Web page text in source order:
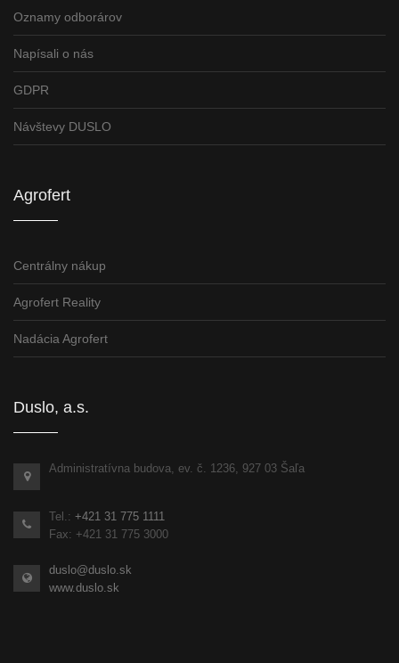
Oznamy odborárov
Napísali o nás
GDPR
Návštevy DUSLO
Agrofert
Centrálny nákup
Agrofert Reality
Nadácia Agrofert
Duslo, a.s.
Administratívna budova, ev. č. 1236, 927 03 Šaľa
Tel.: +421 31 775 1111
Fax: +421 31 775 3000
duslo@duslo.sk
www.duslo.sk